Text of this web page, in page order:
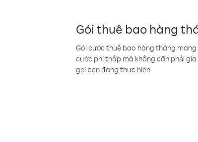
Gói thuê bao hàng
Gói cước thuê bao hàng tháng
cước phí thấp mà không cần phải
gọi bạn đang thực hiện